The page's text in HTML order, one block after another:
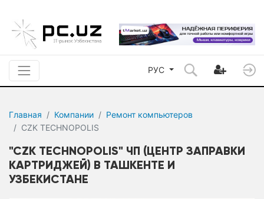
РУС
Главная Компании
Ремонт компьютеров
CZK TECHNOPOLIS
"CZK TECHNOPOLIS" ЧП (ЦЕНТР ЗАПРАВКИ
КАРТРИДЖЕЙ) В ТАШКЕНТЕ И
УЗБЕКИСТАНЕ